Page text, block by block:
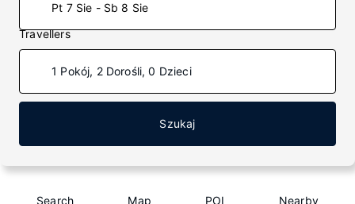
Pt 7 Sie - Sb 8 Sie
Travellers
1 Pokój, 2 Dorośli, 0 Dzieci
Szukaj
Search Map POI Nearby